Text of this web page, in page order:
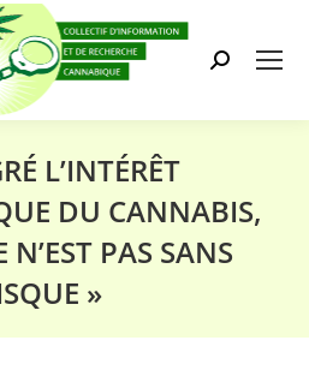
Search:
L’INTÉRÊT
DU CANNABIS,
PAS SANS
»